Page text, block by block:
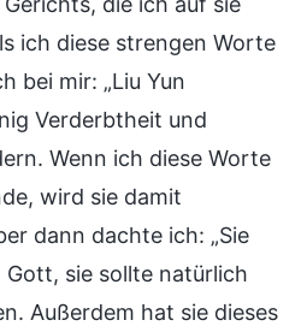
ich diese strengen Worte
bei mir: „Liu Yun
Verderbtheit und
Wenn ich diese Worte
wird sie damit
dann dachte ich: „Sie
sie sollte natürlich
Außerdem hat sie dieses